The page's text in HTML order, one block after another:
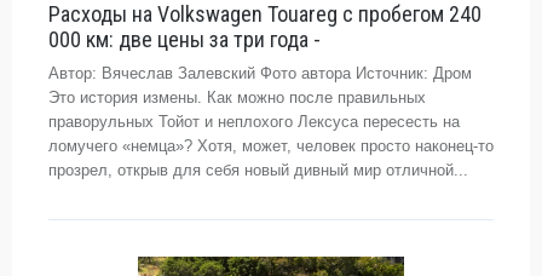
Расходы на Volkswagen Touareg с пробегом 240
000 км: две цены за три года -
Автор: Вячеслав Залевский Фото автора Источник: Дром
Это история измены. Как можно после правильных
праворульных Тойот и неплохого Лексуса пересесть на
ломучего «немца»? Хотя, может, человек просто наконец-то
прозрел, открыв для себя новый дивный мир отличной...